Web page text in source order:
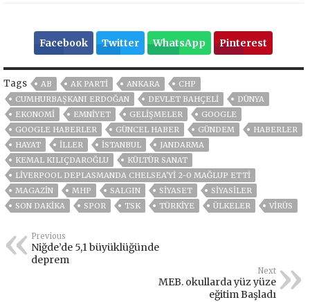
Facebook Twitter WhatsApp Pinterest
Tags AB AK PARTİ ANKARA
CHP
CUMHURBAŞKANI ERDOĞAN
DEVLET BAHÇELİ
DÜNYA
EKONOMİ
EMNİYET GELIŞMELER
GOOGLE
GOOGLE HABERLER
GÜNCEL HABER GÜNDEM
HABERLER
HAYAT
İLLER ISTANBUL
JANDARMA
KEMAL KILIÇDAROĞLU
KÜLTÜR SANAT
LIVERPOOL DEPLASMANDA CHELSEA'YI 2-0 MAĞLUP ETTI
MAGAZİN
MHP SALGIN SİYASET
SİYASİLER
SON DAKIKA
SPOR TSK TÜRKİYE ÜLKELER VIRÜS
Previous
Niğde’de 5,1 büyüklüğünde
deprem
Next
MEB. okullarda yüz yüze
eğitim Başladı